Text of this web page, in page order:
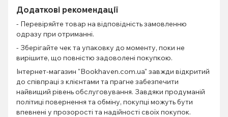
Додаткові рекомендації
- Перевіряйте товар на відповідність замовленню
одразу при отриманні.
- Зберігайте чек та упаковку до моменту, поки не
вирішите, що повністю задоволені покупкою.
Інтернет-магазин "Bookhaven.com.ua" завжди відкритий
до співпраці з клієнтами та прагне забезпечити
найвищий рівень обслуговування. Завдяки продуманій
політиці повернення та обміну, покупці можуть бути
впевнені у прозорості та надійності своїх покупок.